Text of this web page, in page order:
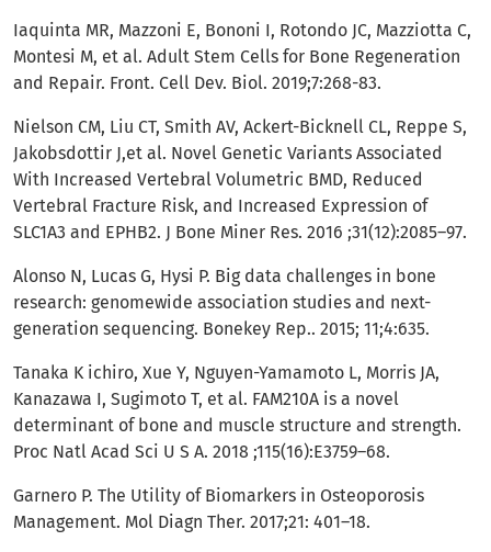
Iaquinta MR, Mazzoni E, Bononi I, Rotondo JC, Mazziotta C,
Montesi M, et al. Adult Stem Cells for Bone Regeneration
and Repair. Front. Cell Dev. Biol. 2019;7:268-83.
Nielson CM, Liu CT, Smith AV, Ackert-Bicknell CL, Reppe S,
Jakobsdottir J,et al. Novel Genetic Variants Associated
With Increased Vertebral Volumetric BMD, Reduced
Vertebral Fracture Risk, and Increased Expression of
SLC1A3 and EPHB2. J Bone Miner Res. 2016 ;31(12):2085–97.
Alonso N, Lucas G, Hysi P. Big data challenges in bone
research: genomewide association studies and next-
generation sequencing. Bonekey Rep.. 2015; 11;4:635.
Tanaka K ichiro, Xue Y, Nguyen-Yamamoto L, Morris JA,
Kanazawa I, Sugimoto T, et al. FAM210A is a novel
determinant of bone and muscle structure and strength.
Proc Natl Acad Sci U S A. 2018 ;115(16):E3759–68.
Garnero P. The Utility of Biomarkers in Osteoporosis
Management. Mol Diagn Ther. 2017;21: 401–18.